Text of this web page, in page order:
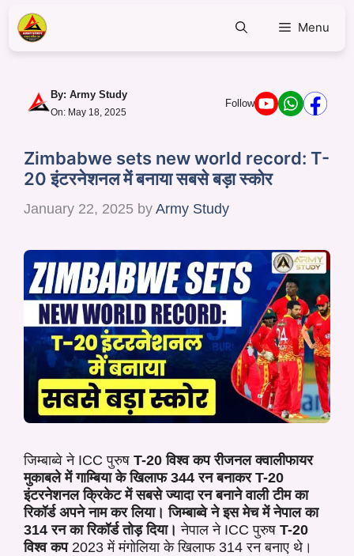
Menu
By: Army Study
On: May 18, 2025
Follow
Zimbabwe sets new world record: T-
20 इंटरनेशनल में बनाया सबसे बड़ा स्कोर
January 22, 2025 by Army Study
जिम्बाब्वे ने ICC पुरुष T-20 विश्व कप रीजनल क्वालीफायर
मुकाबले में गाम्बिया के खिलाफ 344 रन बनाकर T-20
इंटरनेशनल क्रिकेट में सबसे ज्यादा रन बनाने वाली टीम का
रिकॉर्ड अपने नाम कर लिया। जिम्बाब्वे ने इस मेच में नेपाल का
314 रन का रिकॉर्ड तोड़ दिया।नेपाल ने ICC पुरुष T-20
विश्व कप2023 में मंगोलिया के खिलाफ 314 रन बनाए थे।